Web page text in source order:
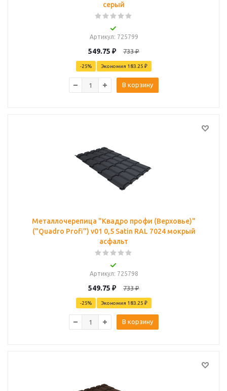
серый
Артикул: 725799
549.75 ₽ 733₽
-25% Экономия 183.25 ₽
В корзину
Металлочерепица "Квадро профи (Верховье)"
("Quadro Profi") v01 0,5 Satin RAL 7024 мокрый
асфальт
Артикул: 725798
549.75 ₽ 733₽
-25% Экономия 183.25 ₽
В корзину